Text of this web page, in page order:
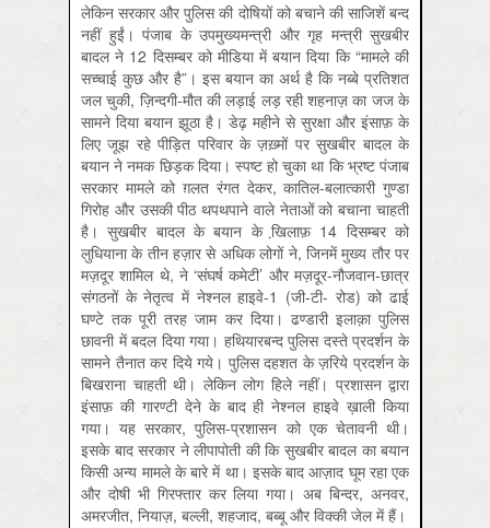
लेकिन सरकार और पुलिस की दोषियों को बचाने की साजिशें बन्द
नहीं हुईं। पंजाब के उपमुख्यमन्त्री और गृह मन्त्री सुखबीर
बादल ने 12 दिसम्बर को मीडिया में बयान दिया कि “मामले की
सच्चाई कुछ और है”। इस बयान का अर्थ है कि नब्बे प्रतिशत
जल चुकी, ज़िन्दगी-मौत की लड़ाई लड़ रही शहनाज़ का जज के
सामने दिया बयान झूठा है। डेढ़ महीने से सुरक्षा और इंसाफ़ के
लिए जूझ रहे पीड़ित परिवार के ज़ख़्मों पर सुखबीर बादल के
बयान ने नमक छिड़क दिया। स्पष्ट हो चुका था कि भ्रष्ट पंजाब
सरकार मामले को ग़लत रंगत देकर, कातिल-बलात्कारी गुण्डा
गिरोह और उसकी पीठ थपथपाने वाले नेताओं को बचाना चाहती
है। सुखबीर बादल के बयान के खि़लाफ़ 14 दिसम्बर को
लुधियाना के तीन हज़ार से अधिक लोगों ने, जिनमें मुख्य तौर पर
मज़दूर शामिल थे, ने ‘संघर्ष कमेटी’ और मज़दूर-नौजवान-छात्र
संगठनों के नेतृत्व में नेश्नल हाइवे-1 (जी-टी- रोड) को ढाई
घण्टे तक पूरी तरह जाम कर दिया। ढण्डारी इलाक़ा पुलिस
छावनी में बदल दिया गया। हथियारबन्द पुलिस दस्ते प्रदर्शन के
सामने तैनात कर दिये गये। पुलिस दहशत के ज़रिये प्रदर्शन के
बिखराना चाहती थी। लेकिन लोग हिले नहीं। प्रशासन द्वारा
इंसाफ़ की गारण्टी देने के बाद ही नेश्नल हाइवे ख़ाली किया
गया। यह सरकार, पुलिस-प्रशासन को एक चेतावनी थी।
इसके बाद सरकार ने लीपापोती की कि सुखबीर बादल का बयान
किसी अन्य मामले के बारे में था। इसके बाद आज़ाद घूम रहा एक
और दोषी भी गिरफ्तार कर लिया गया। अब बिन्दर, अनवर,
अमरजीत, नियाज़, बल्ली, शहजाद, बब्बू और विक्की जेल में हैं।